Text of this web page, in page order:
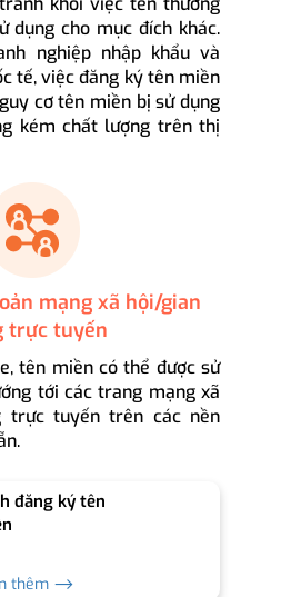
dụng cho mục đích khác.
nghiệp nhập khẩu và
tế, việc đăng ký tên miền
cơ tên miền bị sử dụng
kém chất lượng trên thị
mạng xã hội/gian
trực tuyến
tên miền có thể được sử
tới các trang mạng xã
trực tuyến trên các nền
đăng ký tên
thêm ⟶